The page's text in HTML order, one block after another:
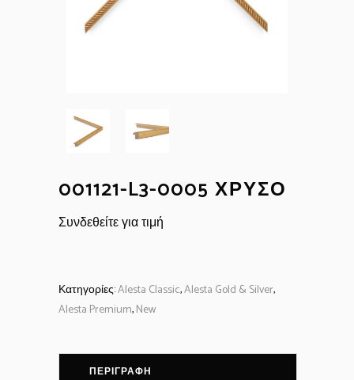
001121-L3-0005 ΧΡΥΣΌ
Συνδεθείτε για τιμή
Κατηγορίες:Alesta Classic,Alesta Gold & Silver,
Alesta Premium,New
ΠΕΡΙΓΡΑΦΉ